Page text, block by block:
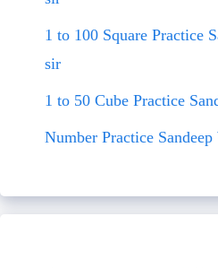
1 to 100 Square Practice
sir
1 to 50 Cube Practice
Number Practice